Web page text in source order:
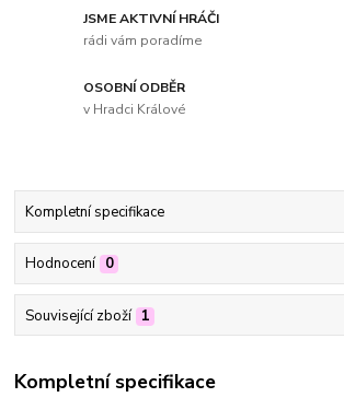
JSME AKTIVNÍ HRÁČI
rádi vám poradíme
OSOBNÍ ODBĚR
v Hradci Králové
Kompletní specifikace
Hodnocení 0
Související zboží 1
Kompletní specifikace